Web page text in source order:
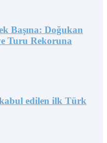
Başına: Doğukan
Turu Rekoruna
edilen ilk Türk